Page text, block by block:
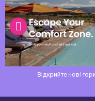
Відкрийте нові